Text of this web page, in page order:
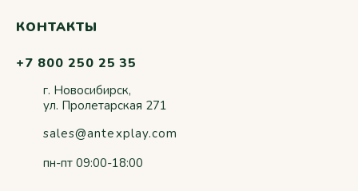
КОНТАКТЫ
+7 800 250 25 35
г. Новосибирск,
ул. Пролетарская 271
sales@antexplay.com
пн-пт 09:00-18:00